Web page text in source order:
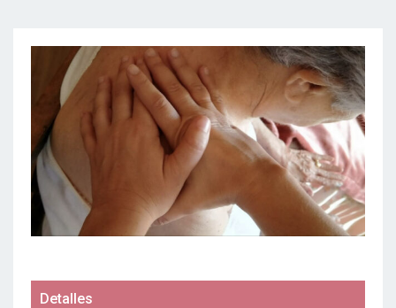
Detalles